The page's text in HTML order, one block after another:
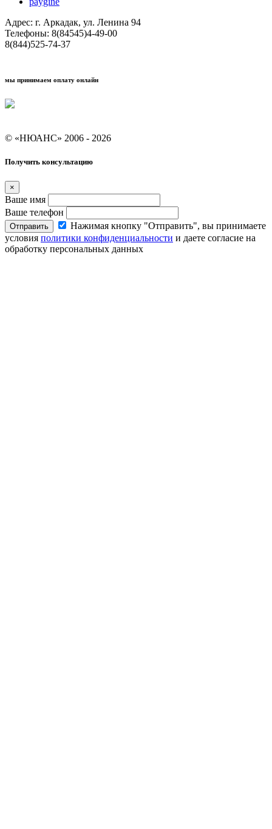
Адрес: г. Аркадак, ул. Ленина 94
Телефоны: 8(84545)4-49-00
8(844)525-74-37
мы принимаем оплату онлайн
© «НЮАНС» 2006 - 2026
Получить консультацию
×
Ваше имя
Ваше телефон
Отправить
Нажимая кнопку "Отправить", вы принимаете
условия политики конфиденциальности и даете согласие на
обработку персональных данных